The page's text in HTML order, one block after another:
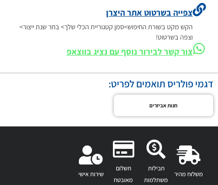
צפייה בשרטוט אתר היצרן
הקש מקט בשורת החיפוש>סמן קטגוריית הכלי שלך> בחר שנת ייצור>
וצפה בשרטוט!
צור קשר לבירור נוסף עם נציג בווצאפ
דגמי פולריס תואמים לפריט:
חנות אביזרים
משלוח מהיר
חבילות
משתלמות
תשלום
מאובטח
שירות אישי